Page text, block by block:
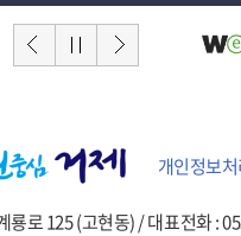
개인정보
룡로 125 (고현동) / 대표전화 :